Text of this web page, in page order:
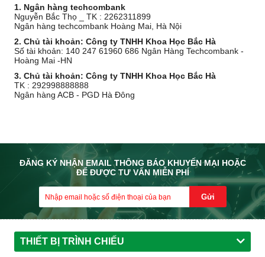
1. Ngân hàng techcombank
Nguyễn Bắc Thọ _ TK : 2262311899
Ngân hàng techcombank Hoàng Mai, Hà Nội
2. Chủ tài khoản: Công ty TNHH Khoa Học Bắc Hà
Số tài khoản: 140 247 61960 686 Ngân Hàng Techcombank -
Hoàng Mai -HN
3. Chủ tài khoản: Công ty TNHH Khoa Học Bắc Hà
TK : 292998888888
Ngân hàng ACB - PGD Hà Đông
ĐĂNG KÝ NHẬN EMAIL THÔNG BÁO KHUYẾN MẠI HOẶC
ĐỂ ĐƯỢC TƯ VẤN MIỄN PHÍ
Gửi
THIẾT BỊ TRÌNH CHIẾU